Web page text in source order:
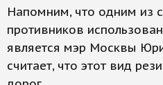
Напомним, что одним из
противников
является мэр Москвы
считает, что этот вид